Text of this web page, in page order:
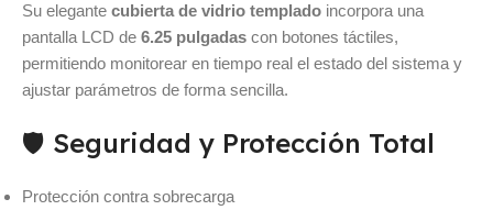
Su elegante cubierta de vidrio templado incorpora una
pantalla LCD de 6.25 pulgadas con botones táctiles,
permitiendo monitorear en tiempo real el estado del sistema y
ajustar parámetros de forma sencilla.
🛡️ Seguridad y Protección Total
Protección contra sobrecarga